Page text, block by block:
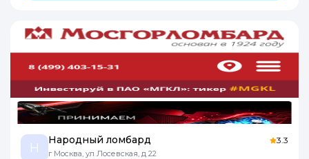
Н
Народный ломбард
г Москва, ул Лосевская, д 22
3.3